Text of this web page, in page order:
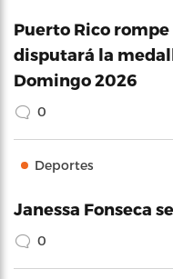
Puerto Rico
disputará la
Domingo 2026
0
Deportes
Janessa Fonseca
0